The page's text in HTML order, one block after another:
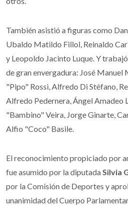
También asistió a figuras como
Ubaldo Matildo Fillol, Reinaldo
y Leopoldo Jacinto Luque. Y
de gran envergadura: José Manuel
"Pipo" Rossi, Alfredo Di Stéfano,
Alfredo Pedernera, Ángel Amadeo
"Bambino" Veira, Jorge Ginarte,
Alfio "Coco" Basile.
El reconocimiento propiciado por
fue asumido por la diputadaSilvia
por la Comisión de Deportes y
unanimidad del Cuerpo